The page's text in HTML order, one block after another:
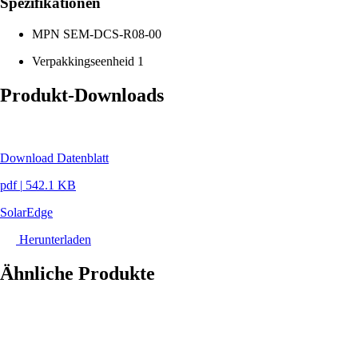
MPN SEM-DCS-R08-00
Verpakkingseenheid 1
Produkt-Downloads
Download Datenblatt
pdf | 542.1 KB
SolarEdge
Herunterladen
Ähnliche Produkte